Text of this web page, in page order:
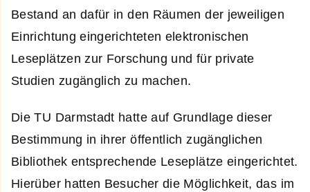
Bestand an dafür in den Räumen der jeweiligen
Einrichtung eingerichteten elektronischen
Leseplätzen zur Forschung und für private
Studien zugänglich zu machen.
Die TU Darmstadt hatte auf Grundlage dieser
Bestimmung in ihrer öffentlich zugänglichen
Bibliothek entsprechende Leseplätze eingerichtet.
Hierüber hatten Besucher die Möglichkeit, das im